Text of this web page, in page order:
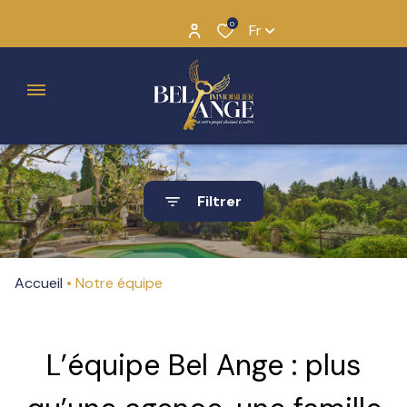
0 Fr
L'histoire
de Bel
Ange
Pourquoi
Notre
équipe
Annuelles
Saisonnières
Filtrer
Accueil Notre équipe
L’équipe Bel Ange : plus